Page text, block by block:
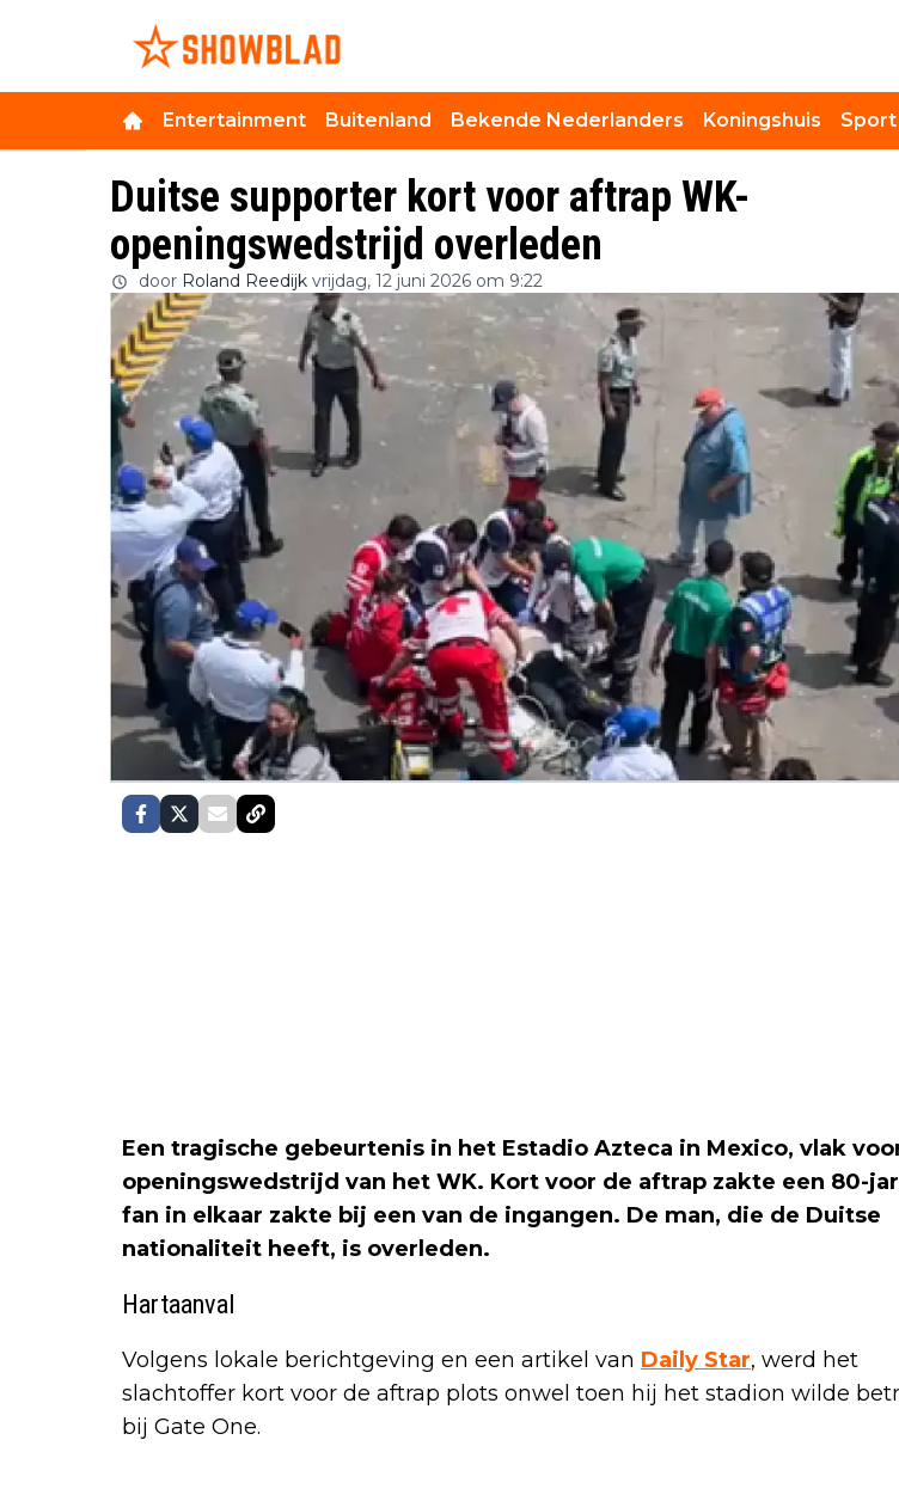
Entertainment Buitenland Bekende Nederlanders Koningshuis Sport
Duitse supporter kort voor aftrap WK-
openingswedstrijd overleden
door Roland Reedijk vrijdag, 12 juni 2026 om 9:22
Een tragische gebeurtenis in het Estadio Azteca in Mexico, vlak
openingswedstrijd van het WK. Kort voor de aftrap zakte een 80-
fan in elkaar zakte bij een van de ingangen. De man, die de Duitse
nationaliteit heeft, is overleden.
Hartaanval
Volgens lokale berichtgeving en een artikel van Daily Star, werd het
slachtoffer kort voor de aftrap plots onwel toen hij het stadion wilde
bij Gate One.